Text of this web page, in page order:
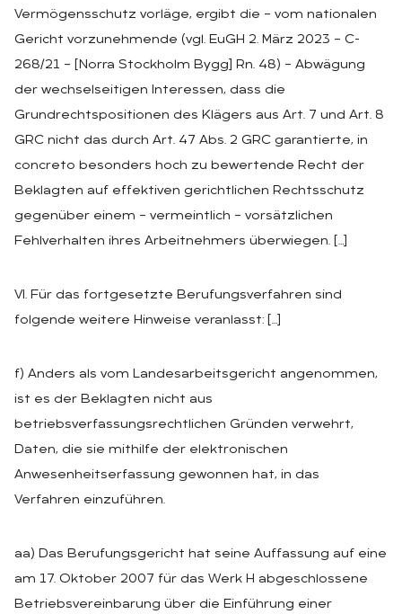
Vermögensschutz vorläge, ergibt die – vom nationalen
Gericht vorzunehmende (vgl. EuGH 2. März 2023 – C-
268/21 – [Norra Stockholm Bygg] Rn. 48) – Abwägung
der wechselseitigen Interessen, dass die
Grundrechtspositionen des Klägers aus Art. 7 und Art. 8
GRC nicht das durch Art. 47 Abs. 2 GRC garantierte, in
concreto besonders hoch zu bewertende Recht der
Beklagten auf effektiven gerichtlichen Rechtsschutz
gegenüber einem – vermeintlich – vorsätzlichen
Fehlverhalten ihres Arbeitnehmers überwiegen. […]
VI. Für das fortgesetzte Berufungsverfahren sind
folgende weitere Hinweise veranlasst: […]
f) Anders als vom Landesarbeitsgericht angenommen,
ist es der Beklagten nicht aus
betriebsverfassungsrechtlichen Gründen verwehrt,
Daten, die sie mithilfe der elektronischen
Anwesenheitserfassung gewonnen hat, in das
Verfahren einzuführen.
aa) Das Berufungsgericht hat seine Auffassung auf eine
am 17. Oktober 2007 für das Werk H abgeschlossene
Betriebsvereinbarung über die Einführung einer